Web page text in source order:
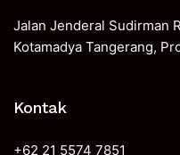
Jalan Jenderal Sudirman
Kotamadya Tangerang,
Kontak
+62 21 5574 7851